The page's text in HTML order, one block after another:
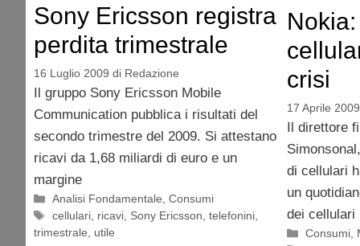
Sony Ericsson registra
perdita trimestrale
16 Luglio 2009 di Redazione
Il gruppo Sony Ericsson Mobile
Communication pubblica i risultati del
secondo trimestre del 2009. Si attestano
ricavi da 1,68 miliardi di euro e un
margine
Categorie
Analisi Fondamentale,Consumi
Tag
cellulari, ricavi, Sony Ericsson,telefonini,
trimestrale, utile
crisi
17 Aprile 2009
Il direttore
di cellulari
un
dei cellulari
Categorie
Consumi,